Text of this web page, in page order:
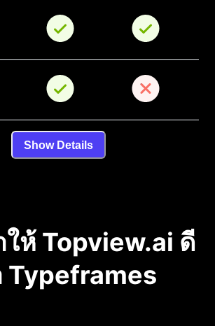
Show Details
ให้ Topview.ai ดี
Typeframes